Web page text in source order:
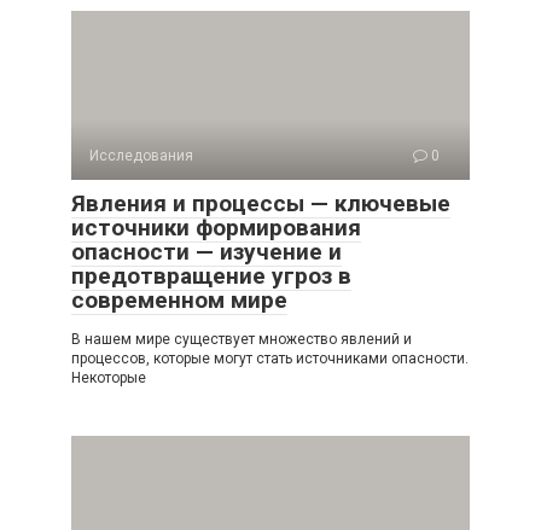
Исследования 0
Явления и процессы — ключевые
источники формирования
опасности — изучение и
предотвращение угроз в
современном мире
В нашем мире существует множество явлений и
процессов, которые могут стать источниками опасности.
Некоторые